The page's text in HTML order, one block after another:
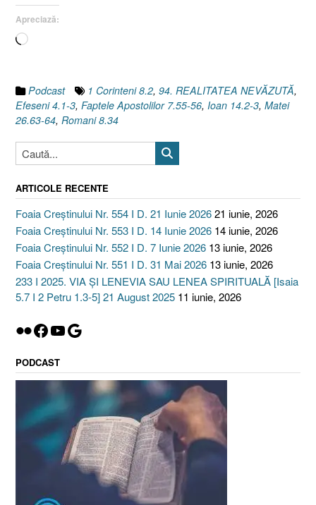
Apreciază:
Încarc...
Podcast 1 Corinteni 8.2, 94. REALITATEA NEVĂZUTĂ,
Efeseni 4.1-3, Faptele Apostolilor 7.55-56, Ioan 14.2-3, Matei
26.63-64, Romani 8.34
ARTICOLE RECENTE
Foaia Creștinului Nr. 554 I D. 21 Iunie 202621 iunie, 2026
Foaia Creștinului Nr. 553 I D. 14 Iunie 2026 14 iunie, 2026
Foaia Creștinului Nr. 552 I D. 7 Iunie 2026 13 iunie, 2026
Foaia Creștinului Nr. 551 I D. 31 Mai 2026 13 iunie, 2026
233 I 2025. VIA ȘI LENEVIA SAU LENEA SPIRITUALĂ [Isaia
5.7 I 2 Petru 1.3-5] 21 August 2025 11 iunie, 2026
Flickr
Facebook
YouTube
Google
PODCAST